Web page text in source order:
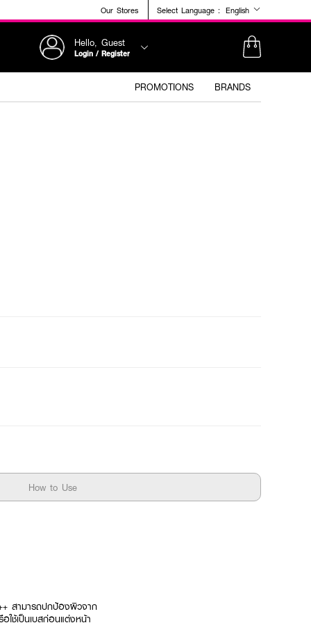
Our Stores Select Language : English
Hello, Guest
Login / Register
PROMOTIONS BRANDS
How to Use
สามารถปกป้องผิวจาก
ช้เป็นเบสก่อนแต่งหน้า